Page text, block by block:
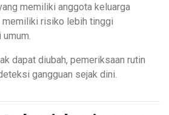
memiliki anggota keluarga
memiliki risiko lebih tinggi
dapat diubah, pemeriksaan rutin
gangguan sejak dini.